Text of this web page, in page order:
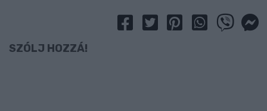
SZÓLJ HOZZÁ!